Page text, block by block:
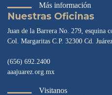
Más información
Nuestras Oficinas
Juan de la Barrera No. 279, esquina
Col. Margaritas C.P. 32300 Cd.
(656) 692.2400
aaajuarez.org.mx
Visitanos